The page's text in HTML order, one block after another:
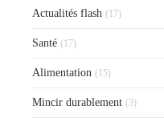
Actualités flash (17)
Santé (17)
Alimentation (15)
Mincir durablement (3)